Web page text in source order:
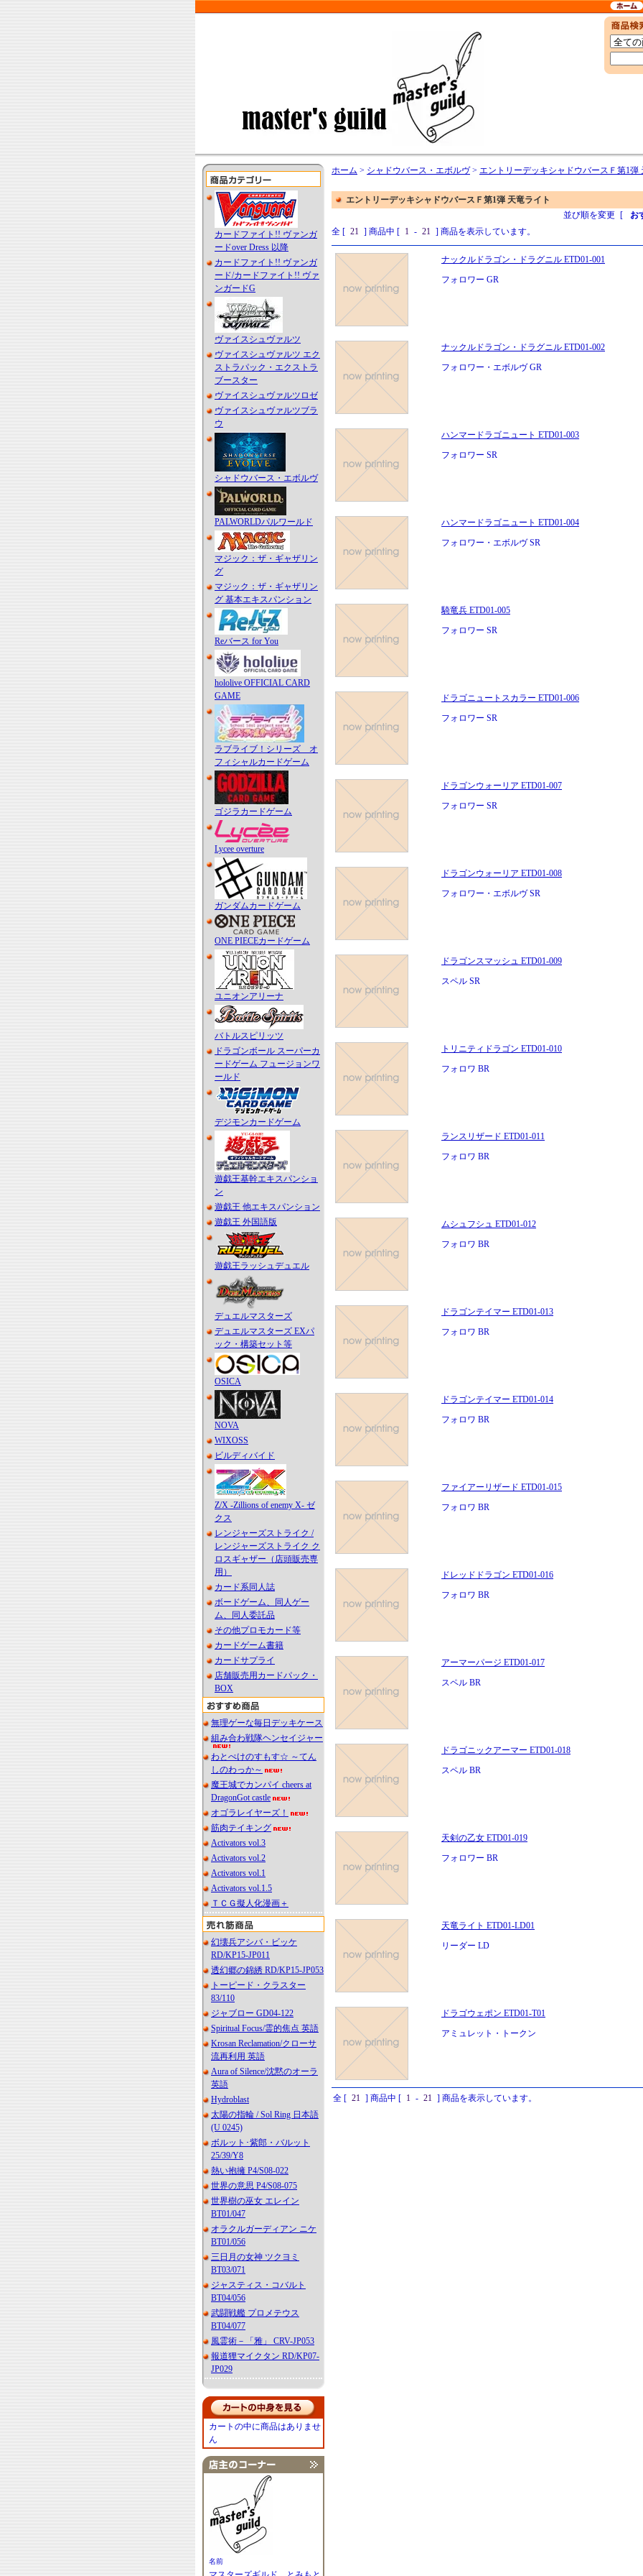
カードファイト!! ヴァンガ
ードover Dress 以降
カードファイト!! ヴァンガ
ード/カードファイト!! ヴァ
ンガードG
ヴァイスシュヴァルツ
ヴァイスシュヴァルツ エク
ストラパック・エクストラ
ブースター
ヴァイスシュヴァルツロゼ
ヴァイスシュヴァルツブラ
ウ
シャドウバース・エボルヴ
PALWORLDパルワールド
マジック：ザ・ギャザリン
グ
マジック：ザ・ギャザリン
グ 基本エキスパンション
Reバース for You
hololive OFFICIAL CARD
GAME
ラブライブ！シリーズ オ
フィシャルカードゲーム
ゴジラカードゲーム
Lycee overture
ガンダムカードゲーム
ONE PIECEカードゲーム
ユニオンアリーナ
バトルスピリッツ
ドラゴンボール スーパーカ
ードゲーム フュージョンワ
ールド
デジモンカードゲーム
遊戯王基幹エキスパンショ
ン
遊戯王 他エキスパンション
遊戯王 外国語版
遊戯王ラッシュデュエル
デュエルマスターズ
デュエルマスターズ EXパ
ック・構築セット等
OSICA
NOVA
WIXOSS
ビルディバイド
Z/X -Zillions of enemy X- ゼ
クス
レンジャーズストライク /
レンジャーズストライク ク
ロスギャザー（店頭販売専
用）
カード系同人誌
ボードゲーム、同人ゲー
ム、同人委託品
その他プロモカード等
カードゲーム書籍
カードサプライ
店舗販売用カードパック・
BOX
無理ゲーな毎日デッキケース
組み合わ戦隊ヘンセイジャー
わとぺけのすもす☆ ～てん
しのわっか～
魔王城でカンパイ cheers at
DragonGot castle
オゴラレイヤーズ！
筋肉テイキング
Activators vol.3
Activators vol.2
Activators vol.1
Activators vol.1.5
ＴＣＧ擬人化漫画＋
幻壊兵アシバ・ビッケ
RD/KP15-JP011
透幻郷の錦綉 RD/KP15-JP053
トーピード・クラスター
83/110
ジャブロー GD04-122
Spiritual Focus/霊的焦点 英語
Krosan Reclamation/クローサ
流再利用 英語
Aura of Silence/沈黙のオーラ
英語
Hydroblast
太陽の指輪 / Sol Ring 日本語
(U 0245)
ボルット･紫郎・バルット
25/39/Y8
熱い抱擁 P4/S08-022
世界の意思 P4/S08-075
世界樹の巫女 エレイン
BT01/047
オラクルガーディアン ニケ
BT01/056
三日月の女神 ツクヨミ
BT03/071
ジャスティス・コバルト
BT04/056
武闘戦艦 プロメテウス
BT04/077
風霊術－「雅」 CRV-JP053
報道狸マイクタン RD/KP07-
JP029
カートの中に商品はありませ
ん
名前
ホーム > シャドウバース・エボルヴ> エントリーデッキシャドウバースＦ第1弾
エントリーデッキシャドウバースＦ第1弾 天竜ライト
並び順を変更 [ お
全 [ 21 ] 商品中 [ 1 - 21 ] 商品を表示しています。
ナックルドラゴン・ドラグニル ETD01-001
フォロワー GR
ナックルドラゴン・ドラグニル ETD01-002
フォロワー・エボルヴ GR
ハンマードラゴニュート ETD01-003
フォロワー SR
ハンマードラゴニュート ETD01-004
フォロワー・エボルヴ SR
騎竜兵 ETD01-005
フォロワー SR
ドラゴニュートスカラー ETD01-006
フォロワー SR
ドラゴンウォーリア ETD01-007
フォロワー SR
ドラゴンウォーリア ETD01-008
フォロワー・エボルヴ SR
ドラゴンスマッシュ ETD01-009
スペル SR
トリニティドラゴン ETD01-010
フォロワ BR
ランスリザード ETD01-011
フォロワ BR
ムシュフシュ ETD01-012
フォロワ BR
ドラゴンテイマー ETD01-013
フォロワ BR
ドラゴンテイマー ETD01-014
フォロワ BR
ファイアーリザード ETD01-015
フォロワ BR
ドレッドドラゴン ETD01-016
フォロワ BR
アーマーパージ ETD01-017
スペル BR
ドラゴニックアーマー ETD01-018
スペル BR
天剣の乙女 ETD01-019
フォロワー BR
天竜ライト ETD01-LD01
リーダー LD
ドラゴウェポン ETD01-T01
アミュレット・トークン
全 [ 21 ] 商品中 [ 1 - 21 ] 商品を表示しています。